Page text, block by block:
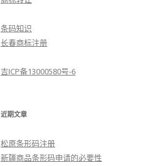
条码知识
长春商标注册
吉ICP备13000580号-6
近期文章
松原条形码注册
新疆商品条形码申请的必要性